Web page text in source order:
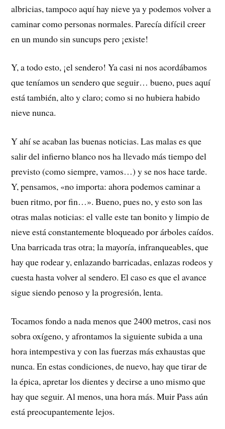
albricias, tampoco aquí hay nieve ya y podemos volver a
caminar como personas normales. Parecía difícil creer
en un mundo sin suncups pero ¡existe!
Y, a todo esto, ¡el sendero! Ya casi ni nos acordábamos
que teníamos un sendero que seguir… bueno, pues aquí
está también, alto y claro; como si no hubiera habido
nieve nunca.
Y ahí se acaban las buenas noticias. Las malas es que
salir del infierno blanco nos ha llevado más tiempo del
previsto (como siempre, vamos…) y se nos hace tarde.
Y, pensamos, «no importa: ahora podemos caminar a
buen ritmo, por fin…». Bueno, pues no, y esto son las
otras malas noticias: el valle este tan bonito y limpio de
nieve está constantemente bloqueado por árboles caídos.
Una barricada tras otra; la mayoría, infranqueables, que
hay que rodear y, enlazando barricadas, enlazas rodeos y
cuesta hasta volver al sendero. El caso es que el avance
sigue siendo penoso y la progresión, lenta.
Tocamos fondo a nada menos que 2400 metros, casi nos
sobra oxígeno, y afrontamos la siguiente subida a una
hora intempestiva y con las fuerzas más exhaustas que
nunca. En estas condiciones, de nuevo, hay que tirar de
la épica, apretar los dientes y decirse a uno mismo que
hay que seguir. Al menos, una hora más. Muir Pass aún
está preocupantemente lejos.